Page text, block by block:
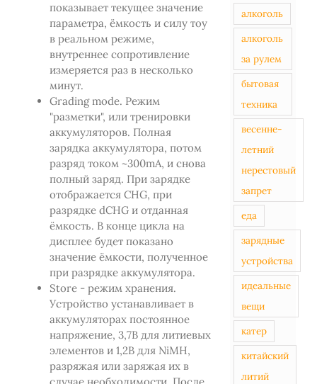
показывает текущее значение
параметра, ёмкость и силу тоу
в реальном режиме,
внутреннее сопротивление
измеряется раз в несколько
минут.
Grading mode. Режим
"разметки", или тренировки
аккумуляторов. Полная
зарядка аккумулятора, потом
разряд током ~300mA, и снова
полный заряд. При зарядке
отображается CHG, при
разрядке dCHG и отданная
ёмкость. В конце цикла на
дисплее будет показано
значение ёмкости, полученное
при разрядке аккумулятора.
Store - режим хранения.
Устройство устанавливает в
аккумуляторах постоянное
напряжение, 3,7В для литиевых
элементов и 1,2В для NiMH,
разряжая или заряжая их в
алкоголь
алкоголь
за рулем
бытовая
техника
весенне-
летний
нерестовый
запрет
еда
зарядные
устройства
идеальные
вещи
катер
китайский
литий